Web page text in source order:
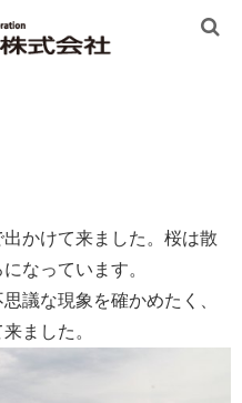
かけて来ました。桜は散
なっています。
議な現象を確かめたく、
ました。